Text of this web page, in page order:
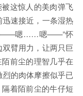
这惊人的美肉弹飞
速接近，一条湿热
嗯——嗯……嗯——”怀
臂用力，让两只巨
前尘的理智几乎在
的肉体摩擦似乎已
着陌前尘的牛仔短